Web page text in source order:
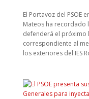
El Portavoz del PSOE
Mateos ha recordado
defenderá el próximo
correspondiente al
los exteriores del IES